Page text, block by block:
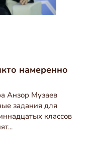
намеренно
Анзор Музаев
задания для
классов